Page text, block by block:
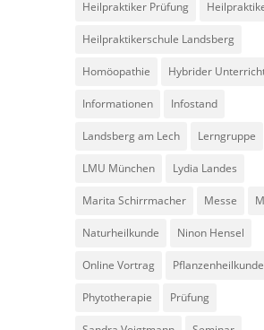
Heilpraktiker Prüfung
Heilpraktikerschule Landsberg
Homöopathie Hybrider
Informationen Infostand
Landsberg am Lech Lerngruppe
LMU München Lydia Landes
Marita Schirrmacher Messe
Naturheilkunde Ninon Hensel
Online Vortrag Pflanzenheilkunde
Phytotherapie Prüfung